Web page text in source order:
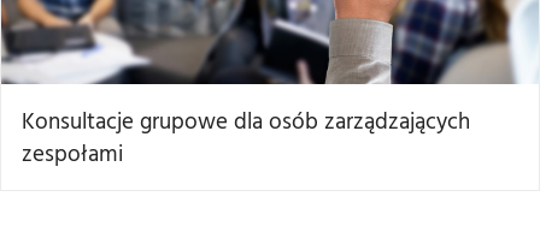
Konsultacje grupowe dla osób zarządzających
zespołami